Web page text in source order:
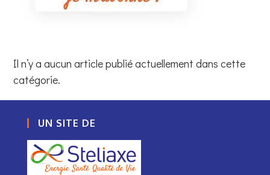
Il n’y a aucun article publié actuellement dans cette
catégorie.
UN SITE DE